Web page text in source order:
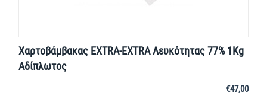
Χαρτοβάμβακας EXTRA-EXTRA Λευκότητας 77% 1Kg
Αδίπλωτος
€47,00